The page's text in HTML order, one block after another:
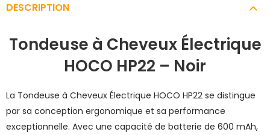
DESCRIPTION
Tondeuse à Cheveux Électrique
HOCO HP22 – Noir
La Tondeuse à Cheveux Électrique HOCO HP22 se distingue
par sa conception ergonomique et sa performance
exceptionnelle. Avec une capacité de batterie de 600 mAh,